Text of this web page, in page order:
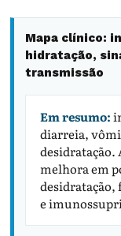
Mapa clínico:
hidratação,
transmissão
Em resumo:
diarreia,
desidratação.
melhora em
desidratação,
e